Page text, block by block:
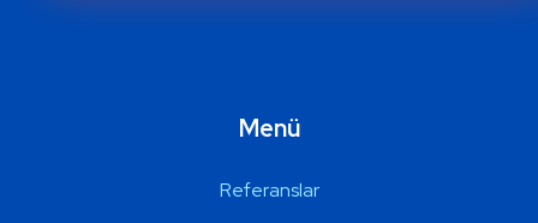
Menü
Referanslar